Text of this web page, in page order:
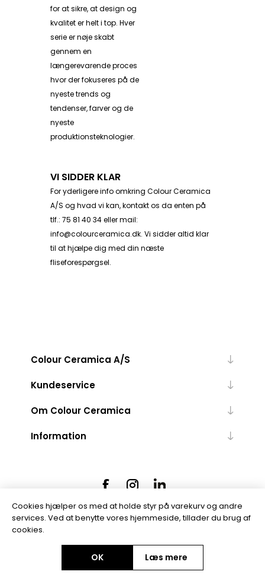
for at sikre, at design og
kvalitet er helt i top. Hver
serie er nøje skabt
gennem en
længerevarende proces
hvor der fokuseres på de
nyeste trends og
tendenser, farver og de
nyeste
produktionsteknologier.
VI SIDDER KLAR
For yderligere info omkring Colour Ceramica
A/S og hvad vi kan,kontakt os da enten på
tlf.: 75 81 40 34 eller mail:
info@colourceramica.dk. Vi sidder altid klar
til at hjælpe dig med din næste
fliseforespørgsel.
Colour Ceramica A/S
Kundeservice
Om Colour Ceramica
Information
Powered bynopCommerce
Copyright © 2026 Colour Ceramica A/S. Alle rettigheder forbeholdt.
Cookies hjælper os med at holde styr på varekurv og andre
services. Ved at benytte vores hjemmeside, tillader du brug af
cookies.
OK Læs mere